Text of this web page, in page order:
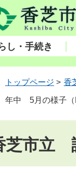
し・手続き
トップページ > 香
年中 5月の様子（
芝市立